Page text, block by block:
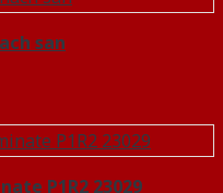
san
P1R2 23029